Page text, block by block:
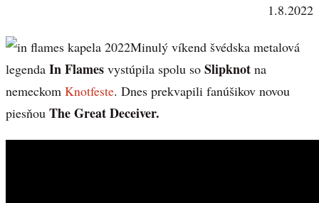
1.8.2022
Minulý víkend švédska metalová
legenda In Flames vystúpila spolu so Slipknot na
nemeckom Knotfeste. Dnes prekvapili fanúšikov novou
piesňou The Great Deceiver.